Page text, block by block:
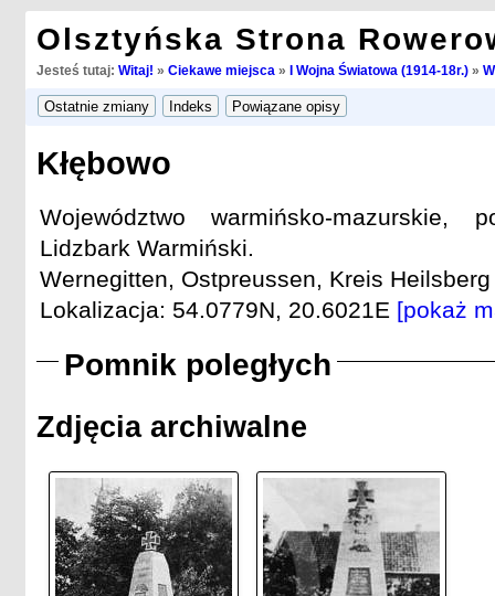
Olsztyńska Strona
Jesteś tutaj: Witaj! » Ciekawe miejsca » I Wojna Światowa (1914-18r.)»
Kłębowo
Województwo warmińsko-mazurskie,
Lidzbark Warmiński.
Wernegitten, Ostpreussen, Kreis
Lokalizacja: 54.0779N, 20.6021E [pokaż
Pomnik poległych
Zdjęcia archiwalne